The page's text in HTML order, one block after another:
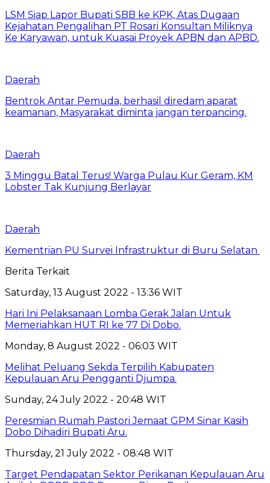
LSM Siap Lapor Bupati SBB ke KPK, Atas Dugaan
Kejahatan Pengalihan PT Rosari Konsultan Miliknya
Ke Karyawan, untuk Kuasai Proyek APBN dan APBD.
Daerah
Bentrok Antar Pemuda, berhasil diredam aparat
keamanan, Masyarakat diminta jangan terpancing.
Daerah
3 Minggu Batal Terus! Warga Pulau Kur Geram, KM
Lobster Tak Kunjung Berlayar
Daerah
Kementrian PU Survei Infrastruktur di Buru Selatan
Berita Terkait
Saturday, 13 August 2022 - 13:36 WIT
Hari Ini Pelaksanaan Lomba Gerak Jalan Untuk
Memeriahkan HUT RI ke 77 Di Dobo.
Monday, 8 August 2022 - 06:03 WIT
Melihat Peluang Sekda Terpilih Kabupaten
Kepulauan Aru Pengganti Djumpa.
Sunday, 24 July 2022 - 20:48 WIT
Peresmian Rumah Pastori Jemaat GPM Sinar Kasih
Dobo Dihadiri Bupati Aru.
Thursday, 21 July 2022 - 08:48 WIT
Target Pendapatan Sektor Perikanan Kepulauan Aru